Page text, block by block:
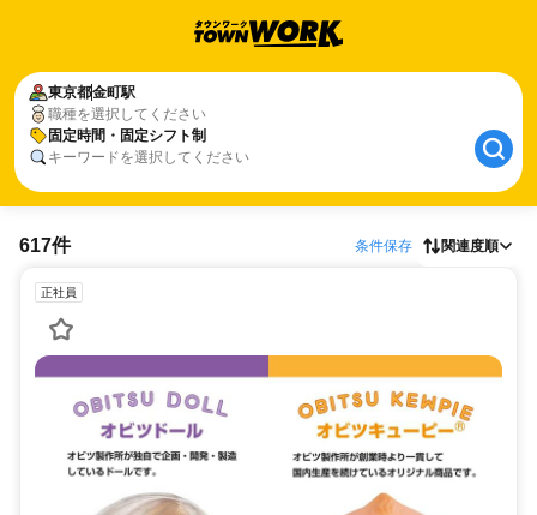
東京都金町駅
職種を選択してください
固定時間・固定シフト制
キーワードを選択してください
617件 条件保存 関連度順
正社員